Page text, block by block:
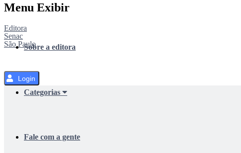
Menu Exibir
Editora
Senac
São PauloSobre a editora
Categorias
Fale com a gente
Login